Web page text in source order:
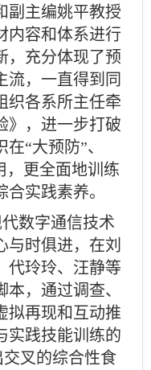
副主编姚平教授
内容和体系进行
，充分体现了预
流，一直得到同
织各系所主任牵
》，进一步打破
在“大预防”、
，更全面地训练
实践素养。
数字通信技术
与时俱进，在刘
代玲玲、汪静等
，通过调查、
拟再现和互动推
实践技能训练的
交叉的综合性食